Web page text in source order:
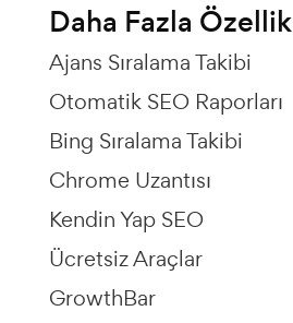
Daha Fazla Özellik
Ajans Sıralama Takibi
Otomatik SEO Raporları
Bing Sıralama Takibi
Chrome Uzantısı
Kendin Yap SEO
Ücretsiz Araçlar
GrowthBar